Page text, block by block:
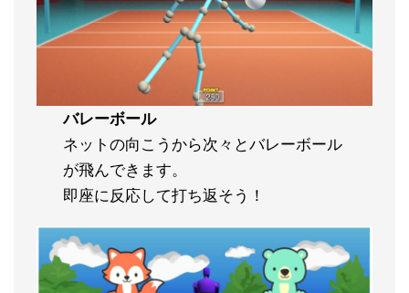
バレーボール
ネットの向こうから次々とバレーボール
が飛んできます。
即座に反応して打ち返そう！